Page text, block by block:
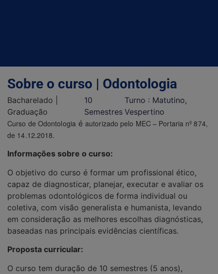
Sobre o curso | Odontologia
Bacharelado
Graduação
10
Semestres
Turno : Matutino,
Vespertino
Curso de Odontologia é autorizado pelo MEC – Portaria nº 874,
de 14.12.2018.
Informações sobre o curso:
O objetivo do curso é formar um profissional ético,
capaz de diagnosticar, planejar, executar e avaliar os
problemas odontológicos de forma individual ou
coletiva, com visão generalista e humanista, levando
em consideração as melhores escolhas diagnósticas,
baseadas nas principais evidências científicas.
Proposta curricular:
O curso tem duração de 10 semestres (5 anos),